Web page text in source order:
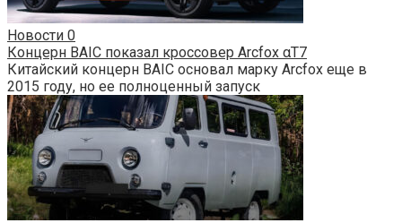
Новости 0
Концерн BAIC показал кроссовер Arcfox αT7
Китайский концерн BAIC основал марку Arcfox еще в
2015 году, но ее полноценный запуск